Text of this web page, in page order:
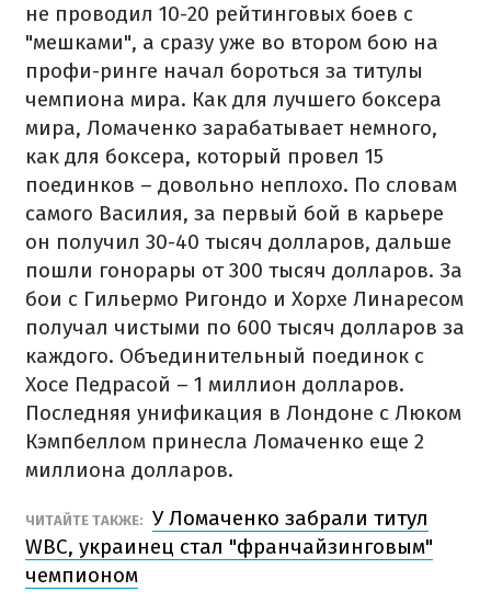
не проводил 10-20 рейтинговых боев с
"мешками", а сразу уже во втором бою на
профи-ринге начал бороться за титулы
чемпиона мира. Как для лучшего боксера
мира, Ломаченко зарабатывает немного,
как для боксера, который провел 15
поединков – довольно неплохо. По словам
самого Василия, за первый бой в карьере
он получил 30-40 тысяч долларов, дальше
пошли гонорары от 300 тысяч долларов. За
бои с Гильермо Ригондо и Хорхе Линаресом
получал чистыми по 600 тысяч долларов за
каждого. Объединительный поединок с
Хосе Педрасой – 1 миллион долларов.
Последняя унификация в Лондоне с Люком
Кэмпбеллом принесла Ломаченко еще 2
миллиона долларов.
ЧИТАЙТЕ ТАКЖЕ: У Ломаченко забрали титул
WBC, украинец стал "франчайзинговым"
чемпионом